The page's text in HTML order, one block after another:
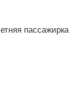
пассажирка